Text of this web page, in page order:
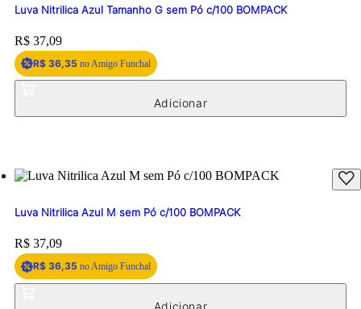
Luva Nitrilica Azul Tamanho G sem Pó c/100 BOMPACK
Price:
R$ 37,09
R$ 36,35 no Amigo Funchal
Luva Nitrilica Azul M sem Pó c/100 BOMPACK
Price:
R$ 37,09
R$ 36,35 no Amigo Funchal